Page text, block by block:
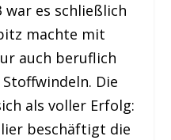
war es schließlich
machte mit
auch beruflich
Die
als voller Erfolg:
beschäftigt die